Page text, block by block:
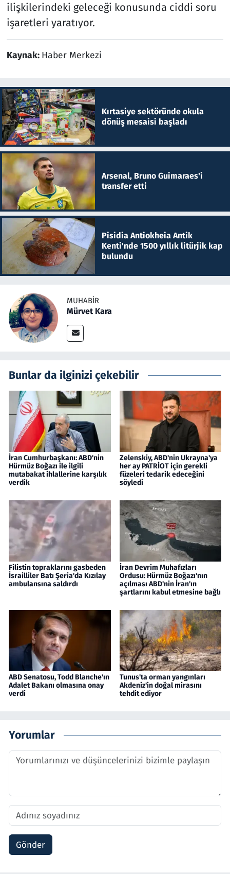
ilişkilerindeki geleceği konusunda ciddi soru
işaretleri yaratıyor.
Kaynak: Haber Merkezi
Kırtasiye sektöründe okula
dönüş mesaisi başladı
Arsenal, Bruno Guimaraes'i
transfer etti
Pisidia Antiokheia Antik
Kenti'nde 1500 yıllık litürjik kap
bulundu
MUHABIR
Mürvet Kara
Bunlar da ilginizi çekebilir
İran Cumhurbaşkanı: ABD'nin
Hürmüz Boğazı ile ilgili
mutabakat ihlallerine karşılık
verdik
Zelenskiy, ABD'nin Ukrayna'ya
her ay PATRİOT için gerekli
füzeleri tedarik edeceğini
söyledi
Filistin topraklarını gasbeden
İsrailliler Batı Şeria'da Kızılay
ambulansına saldırdı
İran Devrim Muhafızları
Ordusu: Hürmüz Boğazı'nın
açılması ABD'nin İran'ın
şartlarını kabul etmesine bağlı
ABD Senatosu, Todd Blanche'ın
Adalet Bakanı olmasına onay
verdi
Tunus'ta orman yangınları
Akdeniz'in doğal mirasını
tehdit ediyor
Yorumlar
Gönder